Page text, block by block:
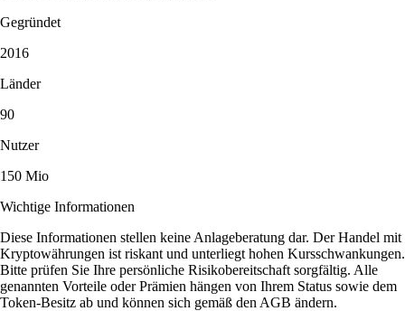
Gegründet
2016
Länder
90
Nutzer
150 Mio
Wichtige Informationen
Diese Informationen stellen keine Anlageberatung dar. Der Handel mit
Kryptowährungen ist riskant und unterliegt hohen Kursschwankungen.
Bitte prüfen Sie Ihre persönliche Risikobereitschaft sorgfältig. Alle
genannten Vorteile oder Prämien hängen von Ihrem Status sowie dem
Token-Besitz ab und können sich gemäß den AGB ändern.